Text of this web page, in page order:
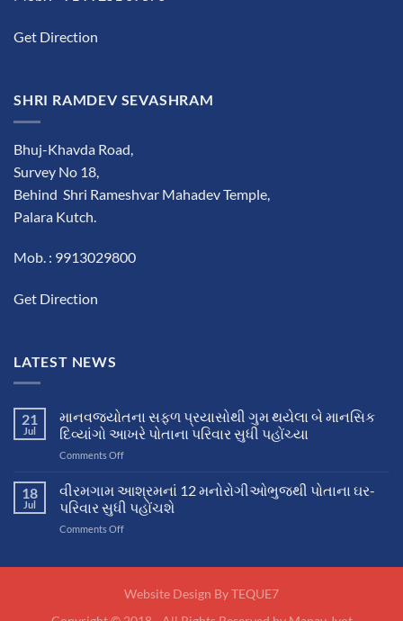
Get Direction
SHRI RAMDEV SEVASHRAM
Bhuj-Khavda Road,
Survey No 18,
Behind Shri Rameshvar Mahadev Temple,
Palara Kutch.
Mob. : 9913029800
Get Direction
LATEST NEWS
21
Jul
માનવજ્યોતના સફળ પ્રયાસોથી ગુમ થયેલા બે માનસિક
દિવ્યાંગો આખરે પોતાના પરિવાર સુધી પહોંચ્યા
Comments Offon
સફળ
પ્રયાસોથી
ગુમ
થયેલા
આખરે
18
Jul
વીરમગામ આશ્રમનાં 12 મનોરોગીઓભુજથી પોતાના ઘર-
પરિવાર સુધી પહોંચશે
Comments Offon
મનોરોગીઓભુજથી
Website Design ByTEQUE7